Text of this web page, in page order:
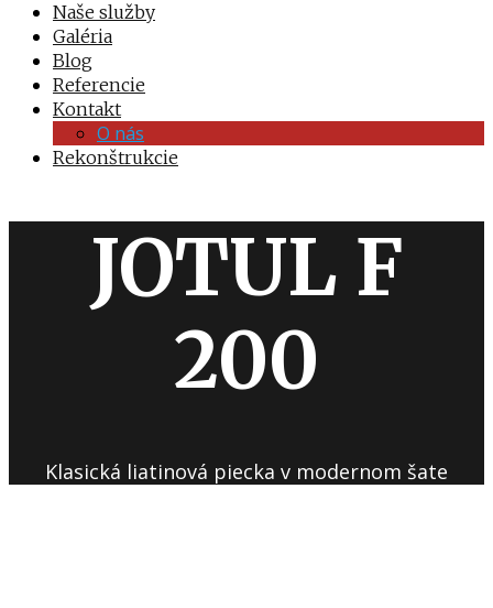
Naše služby
Galéria
Blog
Referencie
Kontakt
O nás
Rekonštrukcie
JOTUL F
200
Klasická liatinová piecka v modernom šate